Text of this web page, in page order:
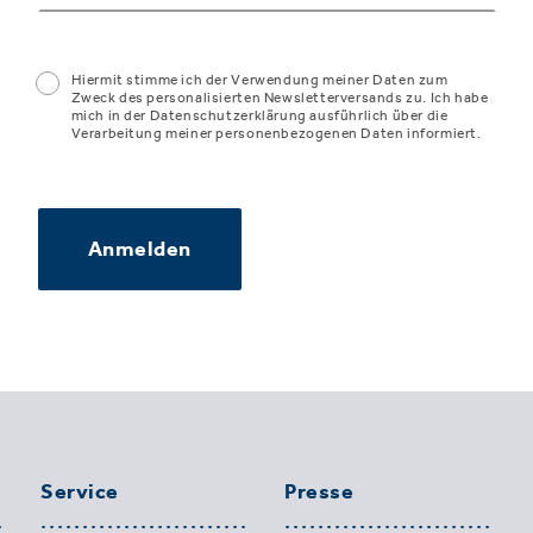
Hiermit stimme ich der Verwendung meiner Daten zum
Zweck des personalisierten Newsletterversands zu. Ich habe
mich in der Datenschutzerklärung ausführlich über die
Verarbeitung meiner personenbezogenen Daten informiert.
Anmelden
Service Presse